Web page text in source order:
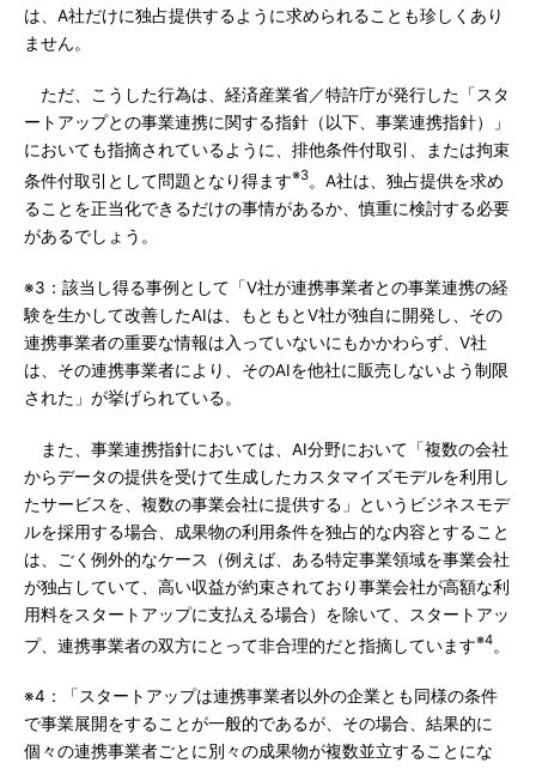
は、A社だけに独占提供するように求められることも珍しくあり
ません。
ただ、こうした行為は、経済産業省／特許庁が発行した「スタ
ートアップとの事業連携に関する指針（以下、事業連携指針）」
においても指摘されているように、排他条件付取引、または拘束
条件付取引として問題となり得ます※3。A社は、独占提供を求め
ることを正当化できるだけの事情があるか、慎重に検討する必要
があるでしょう。
※3：該当し得る事例として「V社が連携事業者との事業連携の経
験を生かして改善したAIは、もともとV社が独自に開発し、その
連携事業者の重要な情報は入っていないにもかかわらず、V社
は、その連携事業者により、そのAIを他社に販売しないよう制限
された」が挙げられている。
また、事業連携指針においては、AI分野において「複数の会社
からデータの提供を受けて生成したカスタマイズモデルを利用し
たサービスを、複数の事業会社に提供する」というビジネスモデ
ルを採用する場合、成果物の利用条件を独占的な内容とすること
は、ごく例外的なケース（例えば、ある特定事業領域を事業会社
が独占していて、高い収益が約束されており事業会社が高額な利
用料をスタートアップに支払える場合）を除いて、スタートアッ
プ、連携事業者の双方にとって非合理的だと指摘しています※4
※4：「スタートアップは連携事業者以外の企業とも同様の条件
で事業展開をすることが一般的であるが、その場合、結果的に
個々の連携事業者ごとに別々の成果物が複数並立することにな